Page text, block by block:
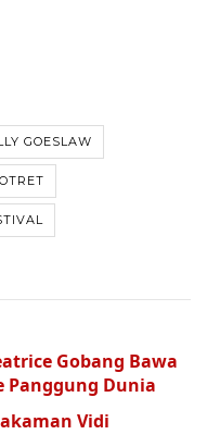
GOESLAW
Gobang Bawa
Panggung Dunia
Vidi